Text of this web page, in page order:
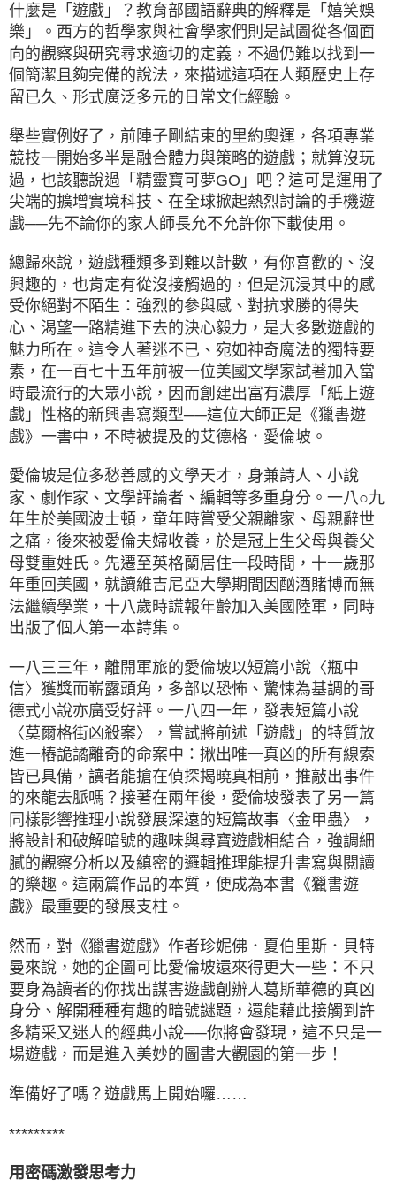
什麼是「遊戲」？教育部國語辭典的解釋是「嬉笑娛
樂」。西方的哲學家與社會學家們則是試圖從各個面
向的觀察與研究尋求適切的定義，不過仍難以找到一
個簡潔且夠完備的說法，來描述這項在人類歷史上存
留已久、形式廣泛多元的日常文化經驗。
舉些實例好了，前陣子剛結束的里約奧運，各項專業
競技一開始多半是融合體力與策略的遊戲；就算沒玩
過，也該聽說過「精靈寶可夢GO」吧？這可是運用了
尖端的擴增實境科技、在全球掀起熱烈討論的手機遊
戲──先不論你的家人師長允不允許你下載使用。
總歸來說，遊戲種類多到難以計數，有你喜歡的、沒
興趣的，也肯定有從沒接觸過的，但是沉浸其中的感
受你絕對不陌生：強烈的參與感、對抗求勝的得失
心、渴望一路精進下去的決心毅力，是大多數遊戲的
魅力所在。這令人著迷不已、宛如神奇魔法的獨特要
素，在一百七十五年前被一位美國文學家試著加入當
時最流行的大眾小說，因而創建出富有濃厚「紙上遊
戲」性格的新興書寫類型──這位大師正是《獵書遊
戲》一書中，不時被提及的艾德格．愛倫坡。
愛倫坡是位多愁善感的文學天才，身兼詩人、小說
家、劇作家、文學評論者、編輯等多重身分。一八○九
年生於美國波士頓，童年時嘗受父親離家、母親辭世
之痛，後來被愛倫夫婦收養，於是冠上生父母與養父
母雙重姓氏。先遷至英格蘭居住一段時間，十一歲那
年重回美國，就讀維吉尼亞大學期間因酗酒賭博而無
法繼續學業，十八歲時謊報年齡加入美國陸軍，同時
出版了個人第一本詩集。
一八三三年，離開軍旅的愛倫坡以短篇小說〈瓶中
信〉獲獎而嶄露頭角，多部以恐怖、驚悚為基調的哥
德式小說亦廣受好評。一八四一年，發表短篇小說
〈莫爾格街凶殺案〉，嘗試將前述「遊戲」的特質放
進一樁詭譎離奇的命案中：揪出唯一真凶的所有線索
皆已具備，讀者能搶在偵探揭曉真相前，推敲出事件
的來龍去脈嗎？接著在兩年後，愛倫坡發表了另一篇
同樣影響推理小說發展深遠的短篇故事〈金甲蟲〉，
將設計和破解暗號的趣味與尋寶遊戲相結合，強調細
膩的觀察分析以及縝密的邏輯推理能提升書寫與閱讀
的樂趣。這兩篇作品的本質，便成為本書《獵書遊
戲》最重要的發展支柱。
然而，對《獵書遊戲》作者珍妮佛．夏伯里斯．貝特
曼來說，她的企圖可比愛倫坡還來得更大一些：不只
要身為讀者的你找出謀害遊戲創辦人葛斯華德的真凶
身分、解開種種有趣的暗號謎題，還能藉此接觸到許
多精采又迷人的經典小說──你將會發現，這不只是一
場遊戲，而是進入美妙的圖書大觀園的第一步！
準備好了嗎？遊戲馬上開始囉……
*********
用密碼激發思考力